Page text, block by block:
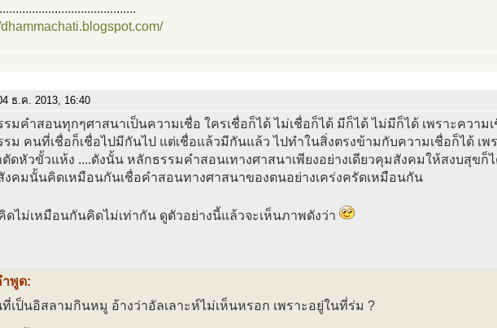
dhammachati.blogspot.com/
ธ.ค. 2013, 16:40
มคำสอนทุกๆศาสนาเป็นความเชื่อ ใครเชื่อก็ได้ ไม่เชื่อก็ได้ มีก็ได้ ไม่มีก็ได้ เพราะความเ
ม คนที่เชื่อก็เชื่อไปมีกันไป แต่เชื่อแล้วมีกันแล้ว ไปทำในสิ่งตรงข้ามกับความเชื่อก็ได้ เพ
ดหัวขั้วแห้ง ....ดังนั้น หลักธรรมคำสอนเทางศาสนาเพียงอย่างเดียวคุมสังคมให้สงบสุขก็
งคมนั้นคิดเหมือนกันเชื่อคำสอนทางศาสนาของตนอย่างเคร่งครัดเหมือนกัน
ดไม่เหมือนกันคิดไม่เท่ากัน ดูตัวอย่างนี้แล้วจะเห็นภาพดังว่า
ำพูด:
ที่เป็นอิสลามกินหมู อ้างว่าอัลเลาะห์ไม่เห็นหรอก เพราะอยู่ในที่ร่ม ?